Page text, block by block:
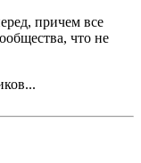
причем все
что не